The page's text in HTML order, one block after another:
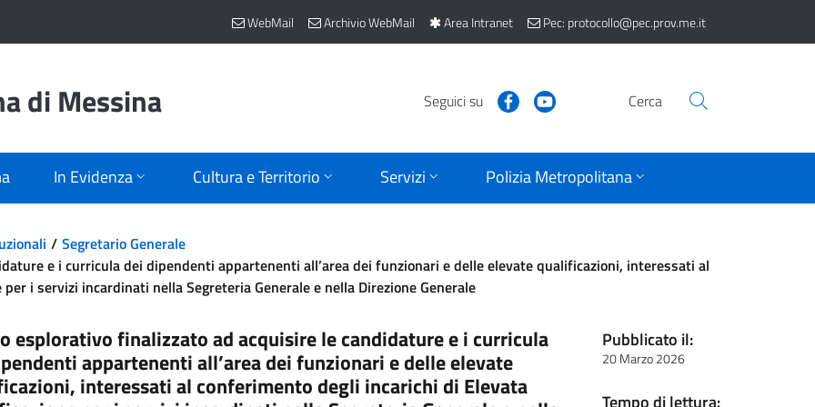
WebMail Archivio WebMail Area Intranet Pec: protocollo@pec.prov.me.it
di Messina Seguici su Cerca
In Evidenza Cultura e Territorio Servizi Polizia Metropolitana
Segretario Generale
e i curricula dei dipendenti appartenenti all’area dei funzionari e delle elevate qualificazioni, interessati al
i servizi incardinati nella Segreteria Generale e nella Direzione Generale
esplorativo finalizzato ad acquisire le candidature e i curricula
appartenenti all’area dei funzionari e delle elevate
interessati al conferimento degli incarichi di Elevata
Pubblicato il:
20 Marzo 2026
Tempo di lettura: